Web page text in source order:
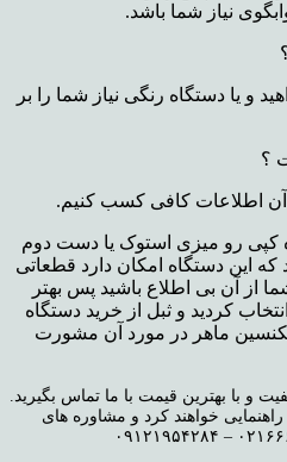
نیاز شما باشد.
و یا دستگاه رنگی نیاز شما را بر
؟
اطلاعات کافی کسب کنیم.
کپی رو میزی استوک یا دست دوم
که این دستگاه امکان دارد قطعاتی
از آن بی اطلاع باشید پس بهتر
کردید و ثبل از خرید دستگاه
تکنسین ماهر در مورد آن مشورت
و با بهترین قیمت با ما تماس بگیرید.
خواهند کرد و مشاوره های